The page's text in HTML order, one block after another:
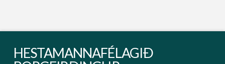
HESTAMANNAFÉLAGIÐ